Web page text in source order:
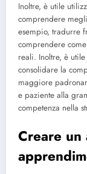
Inoltre, è utile
comprendere
esempio, tradurre
comprendere
reali. Inoltre, è
consolidare la
maggiore
e paziente alla
competenza nella
Creare un